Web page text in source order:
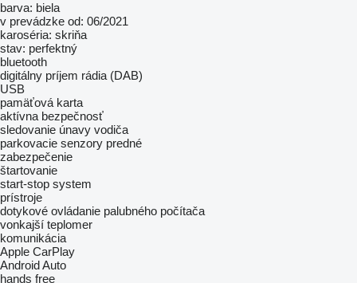
barva: biela
v prevádzke od: 06/2021
karoséria: skriňa
stav: perfektný
bluetooth
digitálny príjem rádia (DAB)
USB
pamäťová karta
aktívna bezpečnosť
sledovanie únavy vodiča
parkovacie senzory predné
zabezpečenie
štartovanie
start-stop system
prístroje
dotykové ovládanie palubného počítača
vonkajší teplomer
komunikácia
Apple CarPlay
Android Auto
hands free